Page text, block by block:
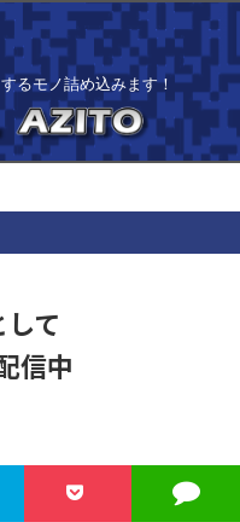
るモノ詰め込みます！
て
信中